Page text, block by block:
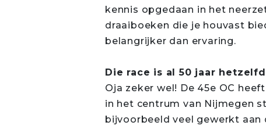
kennis opgedaan in het
draaiboeken die je houvast
belangrijker dan ervaring.
Die race is al 50 jaar
Oja zeker wel! De 45e OC
in het centrum van Nijmegen
bijvoorbeeld veel gewerkt